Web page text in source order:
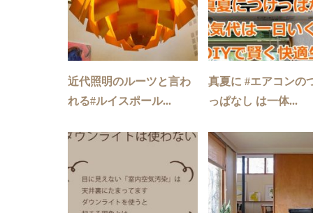
近代照明のルーツと言わ
れる#ルイスポール...
真夏に #エアコンの
っぱなし は一体...